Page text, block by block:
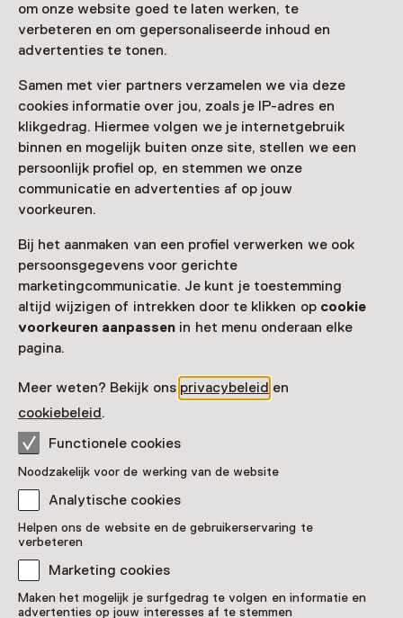
om onze website goed te laten werken, te
verbeteren en om gepersonaliseerde inhoud en
advertenties te tonen.
Samen met vier partners verzamelen we via deze
cookies informatie over jou, zoals je IP-adres en
klikgedrag. Hiermee volgen we je internetgebruik
binnen en mogelijk buiten onze site, stellen we een
persoonlijk profiel op, en stemmen we onze
communicatie en advertenties af op jouw
voorkeuren.
Bij het aanmaken van een profiel verwerken we ook
persoonsgegevens voor gerichte
marketingcommunicatie. Je kunt je toestemming
altijd wijzigen of intrekken door te klikken op cookie
voorkeuren aanpassen in het menu onderaan elke
pagina.
Meer weten? Bekijk ons privacybeleid en
cookiebeleid.
Functionele cookies
Noodzakelijk voor de werking van de website
Analytische cookies
Helpen ons de website en de gebruikerservaring te
verbeteren
Marketing cookies
Maken het mogelijk je surfgedrag te volgen en informatie en
advertenties op jouw interesses af te stemmen
Bezoek museumpagina
Nog meer ontdekken